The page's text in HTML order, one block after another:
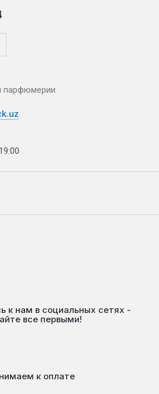
парфюмерии
к нам в социальных сетях -
все первыми!
к оплате